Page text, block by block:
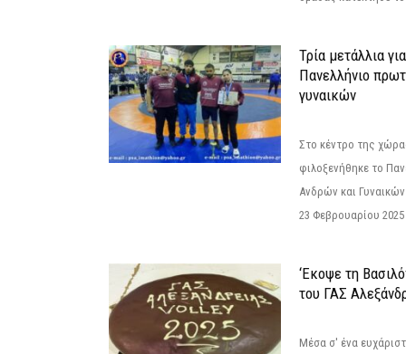
Τρία μετάλλια
Πανελλήνιο
γυναικών
Στο κέντρο της
φιλοξενήθηκε το
Ανδρών και
23 Φεβρουαρίου
‘Εκοψε τη
του ΓΑΣ
Μέσα σ' ένα